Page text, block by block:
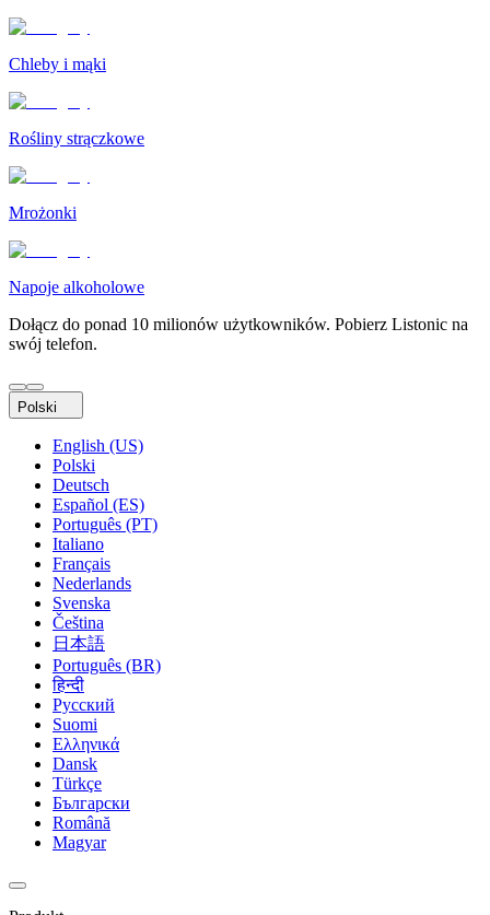
Chleby i mąki
Rośliny strączkowe
Mrożonki
Napoje alkoholowe
Dołącz do ponad 10 milionów użytkowników. Pobierz Listonic na
swój telefon.
Polski
English (US)
Polski
Deutsch
Español (ES)
Português (PT)
Italiano
Français
Nederlands
Svenska
Čeština
日本語
Português (BR)
हिन्दी
Русский
Suomi
Ελληνικά
Dansk
Türkçe
Български
Română
Magyar